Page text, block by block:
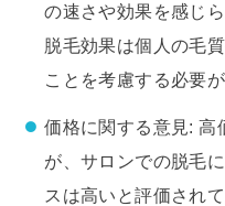
の速さや効果を感じ
脱毛効果は個人の毛
ことを考慮する必要が
価格に関する意見: 高
が、サロンでの脱毛
スは高いと評価されて